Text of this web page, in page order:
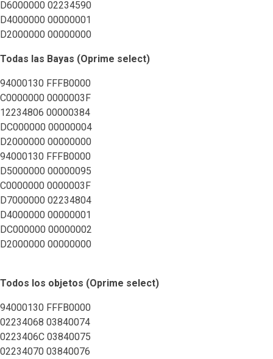
D6000000 02234590
D4000000 00000001
D2000000 00000000
Todas las Bayas (Oprime select)
94000130 FFFB0000
C0000000 0000003F
12234806 00000384
DC000000 00000004
D2000000 00000000
94000130 FFFB0000
D5000000 00000095
C0000000 0000003F
D7000000 02234804
D4000000 00000001
DC000000 00000002
D2000000 00000000
Todos los objetos (Oprime select)
94000130 FFFB0000
02234068 03840074
0223406C 03840075
02234070 03840076